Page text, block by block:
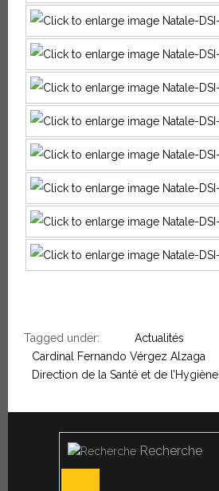
Tagged under:
Actualités
Cardinal Fernando Vérgez Alzaga
Direction de la Santé et de l’Hygiène
Recherche